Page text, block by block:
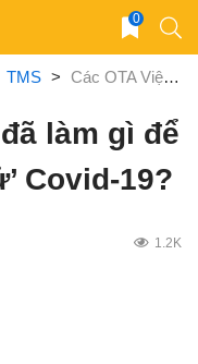
0
TMS > Các OTA Việt Nam đã làm gì để vượt qua ‘phép thử’ Covid-19?
làm gì để
Covid-19?
1.2K